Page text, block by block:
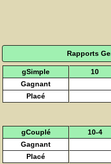
Rapports
gSimple 10
Gagnant
Placé
gCouplé 10-4
Gagnant
Placé